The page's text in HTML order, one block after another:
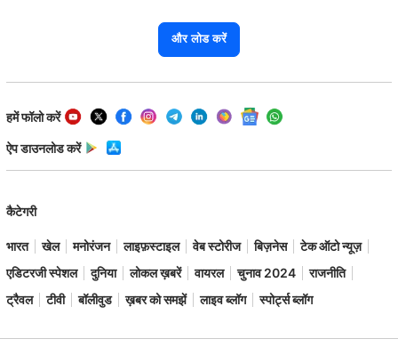
और लोड करें
हमें फॉलो करें
ऐप डाउनलोड करें
कैटेगरी
भारत खेल मनोरंजन लाइफ़स्टाइल वेब स्टोरीज बिज़नेस
टेक ऑटो न्यूज़
एडिटरजी स्पेशल
दुनिया लोकल ख़बरें वायरल चुनाव 2024
राजनीति
ट्रैवल
टीवी बॉलीवुड ख़बर को समझें लाइव ब्लॉग स्पोर्ट्स ब्लॉग